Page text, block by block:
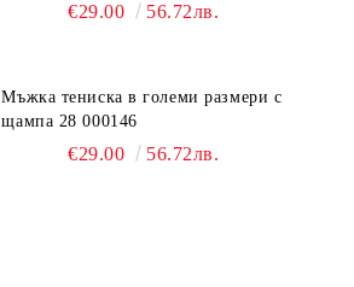
€29.00 56.72лв.
Мъжка тениска в големи размери с
щампа 28 000146
€29.00 56.72лв.